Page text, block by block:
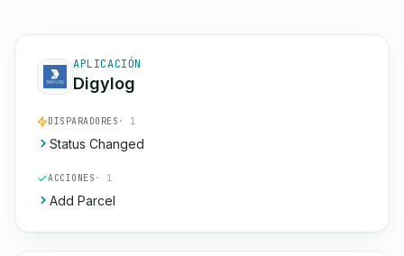
APLICACIÓN
Digylog
DISPARADORES · 1
Status Changed
ACCIONES · 1
Add Parcel